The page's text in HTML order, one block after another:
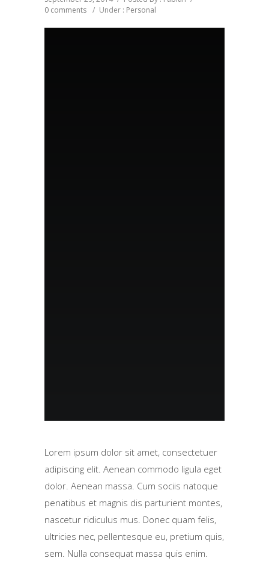
0 comments / Under : Personal
Lorem ipsum dolor sit amet, consectetuer
adipiscing elit. Aenean commodo ligula eget
dolor. Aenean massa. Cum sociis natoque
penatibus et magnis dis parturient montes,
nascetur ridiculus mus. Donec quam felis,
ultricies nec, pellentesque eu, pretium quis,
sem. Nulla consequat massa quis enim.